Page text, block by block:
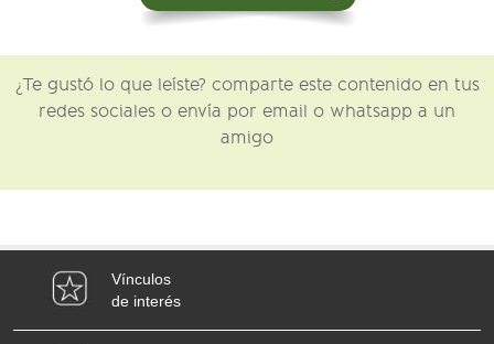
¿Te gustó lo que leíste? comparte este contenido en tus
redes sociales o envía por email o whatsapp a un
amigo
Vínculos
de interés